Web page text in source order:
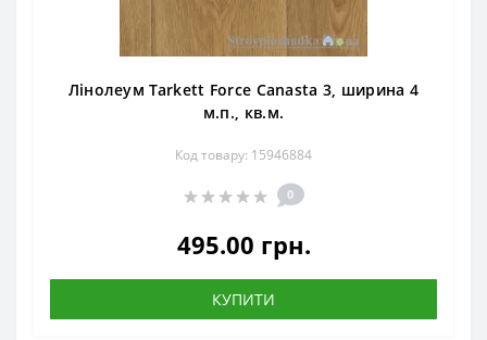
Лінолеум Tarkett Force Canasta 3, ширина 4
м.п., кв.м.
Код товару: 15946884
0
495.00 грн.
КУПИТИ